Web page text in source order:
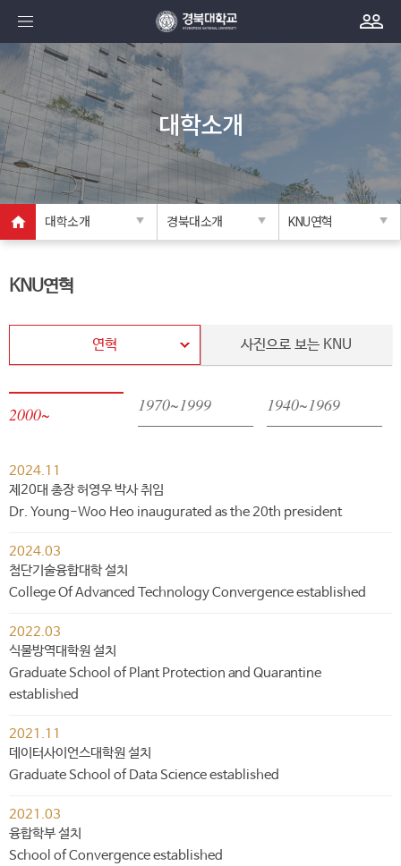
대학소개
대학소개 경북대소개 KNU연혁
KNU연혁
연혁 사진으로 보는 KNU
2000~ 1970~1999 1940~1969
2024.11
제20대 총장 허영우 박사 취임
Dr. Young-Woo Heo inaugurated as the 20th president
2024.03
첨단기술융합대학 설치
College Of Advanced Technology Convergence established
2022.03
식물방역대학원 설치
Graduate School of Plant Protection and Quarantine
established
2021.11
데이터사이언스대학원 설치
Graduate School of Data Science established
2021.03
융합학부 설치
School of Convergence established